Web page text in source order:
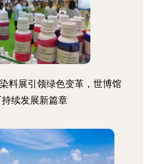
料展引领绿色变革，世博馆
续发展新篇章